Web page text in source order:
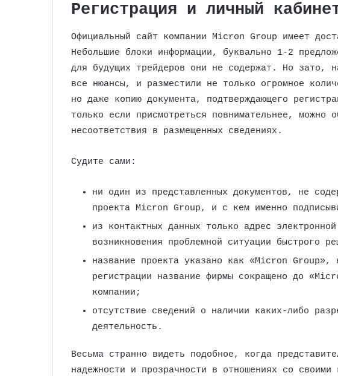
Регистрация и личный
Официальный сайт компании Micron Group имеет
Небольшие блоки информации, буквально 1-2
для будущих трейдеров они не содержат. Но зато,
все нюансы, и разместили не только огромное
но даже копию документа, подтверждающего
только если присмотреться повнимательнее, можно
несоответствия в размещенных сведениях.
Судите сами:
ни один из представленных документов, не
проекта Micron Group, и с кем именно
из контактных данных только адрес
возникновения проблемной ситуации быстрого
название проекта указано как «Micron Group»,
регистрации название фирмы сокращено до
компании;
отсутствие сведений о наличии каких-либо
деятельность.
Весьма странно видеть подобное, когда
надежности и прозрачности в отношениях со своими